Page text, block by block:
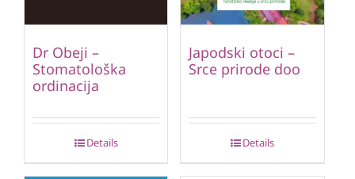
Dr Obeji –
Stomatološka
ordinacija
Details
Japodski otoci –
Srce prirode doo
Details